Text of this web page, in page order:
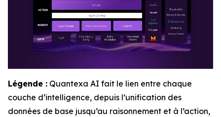
Légende : Quantexa AI fait le lien entre chaque
couche d’intelligence, depuis l’unification des
données de base jusqu’au raisonnement et à l’action,